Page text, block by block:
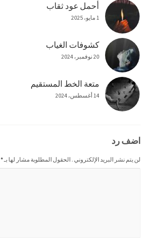
أحمل عود ثقاب
1 مايو، 2025
كشوفات الغياب
20 نوفمبر، 2024
متعة الخط المستقيم
14 أغسطس، 2024
اضف رد
لن يتم نشر البريد الإلكتروني . الحقول المطلوبة مشار لها بـ*